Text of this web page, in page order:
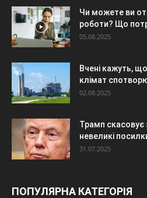
Чи можете ви
роботи? Що
05.08.2025
Вчені кажуть,
клімат
02.08.2025
Трамп скасовує
невеликі
31.07.2025
ПОПУЛЯРНА КАТЕГОРІЯ